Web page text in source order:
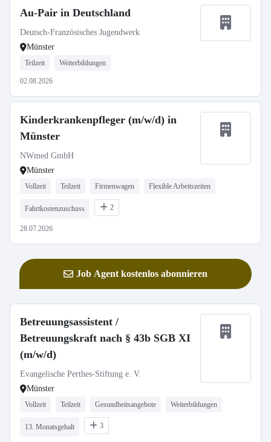
Au-Pair in Deutschland
Deutsch-Französisches Jugendwerk
Münster
Teilzeit Weiterbildungen
02.08.2026
Kinderkrankenpfleger (m/w/d) in
Münster
NWmed GmbH
Münster
Vollzeit Teilzeit Firmenwagen Flexible Arbeitszeiten
Fahrtkostenzuschuss 2
28.07.2026
Job Agent kostenlos abonnieren
Betreuungsassistent /
Betreuungskraft nach § 43b SGB XI
(m/w/d)
Evangelische Perthes-Stiftung e. V.
Münster
Vollzeit Teilzeit Gesundheitsangebote Weiterbildungen
13. Monatsgehalt 3